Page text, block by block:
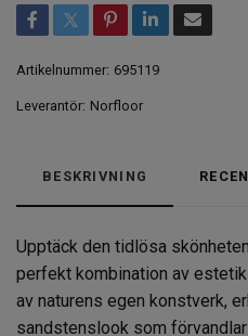
Artikelnummer: 695119
Leverantör: Norfloor
BESKRIVNING
Upptäck den tidlösa
perfekt kombination av
av naturens egen konstverk,
sandstenslook som